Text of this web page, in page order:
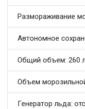
Размораживание
Автономное
Общий объем: 260 л
Объем
Генератор льда: